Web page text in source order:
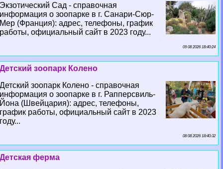
Экзотический Сад - справочная
информация о зоопарке в г. Санари-Сюр-
Мер (Франция): адрес, телефоны, график
работы, официальный сайт в 2023 году...
09 08 2026 18:40:24
Детский зоопарк Колено
Детский зоопарк Колено - справочная
информация о зоопарке в г. Рапперсвиль-
Йона (Швейцария): адрес, телефоны,
график работы, официальный сайт в 2023
году...
08 08 2026 18:40:32
Детская ферма